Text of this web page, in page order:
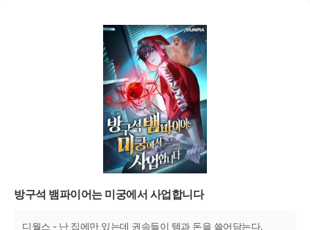
방구석 뱀파이어는 미궁에서 사업합니다
디월스 - 난 집에만 있는데 권속들이 템과 돈을 쓸어담는다.